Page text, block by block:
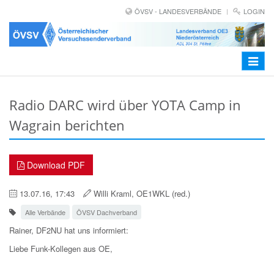
ÖVSV - LANDESVERBÄNDE LOGIN
Toggle
Radio DARC wird über YOTA Camp in
Wagrain berichten
Download PDF
13.07.16, 17:43 Willi Kraml, OE1WKL (red.)
Alle Verbände ÖVSV Dachverband
Rainer, DF2NU hat uns informiert:
Liebe Funk-Kollegen aus OE,